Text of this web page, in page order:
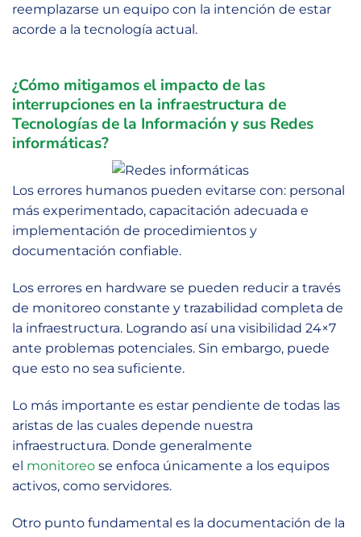
reemplazarse un equipo con la intención de estar
acorde a la tecnología actual.
¿Cómo mitigamos el impacto de las
interrupciones en la infraestructura de
Tecnologías de la Información y sus Redes
informáticas?
Los errores humanos pueden evitarse con: personal
más experimentado, capacitación adecuada e
implementación de procedimientos y
documentación confiable.
Los errores en hardware se pueden reducir a través
de monitoreo constante y trazabilidad completa de
la infraestructura. Logrando así una visibilidad 24×7
ante problemas potenciales. Sin embargo, puede
que esto no sea suficiente.
Lo más importante es estar pendiente de todas las
aristas de las cuales depende nuestra
infraestructura. Donde generalmente
el monitoreo se enfoca únicamente a los equipos
activos, como servidores.
Otro punto fundamental es la documentación de la